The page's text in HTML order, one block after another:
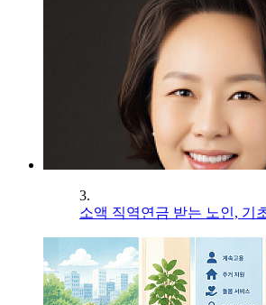
3.
소액 직역연금 받는 노인, 기